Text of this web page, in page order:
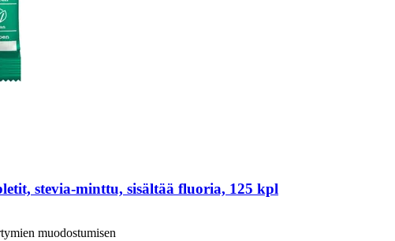
stevia-​minttu, sisältää fluoria, 125 kpl
muodostumisen